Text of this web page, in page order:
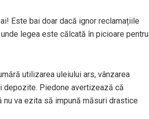
Este bai doar dacă ignor reclamațiile
legea este călcată în picioare pentru
utilizarea uleiului ars, vânzarea
depozite. Piedone avertizează că
va ezita să impună măsuri drastice